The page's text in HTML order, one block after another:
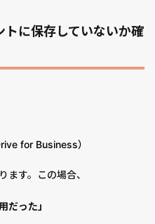
に保存していないか確
for Business）
す。この場合、
だった」